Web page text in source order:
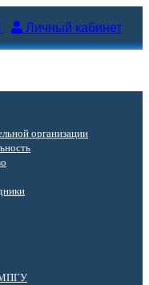
Личный кабинет
организации
МПГУ